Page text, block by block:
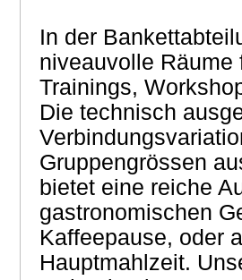
In der
niveauvolle Räume
Trainings,
Die technisch
Gruppengrössen
bietet eine reiche
gastronomischen
Kaffeepause, oder
Hauptmahlzeit.